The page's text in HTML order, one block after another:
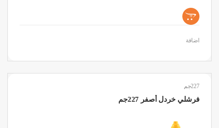
+
اضافة
227جم
فرشلي خردل أصفر 227جم